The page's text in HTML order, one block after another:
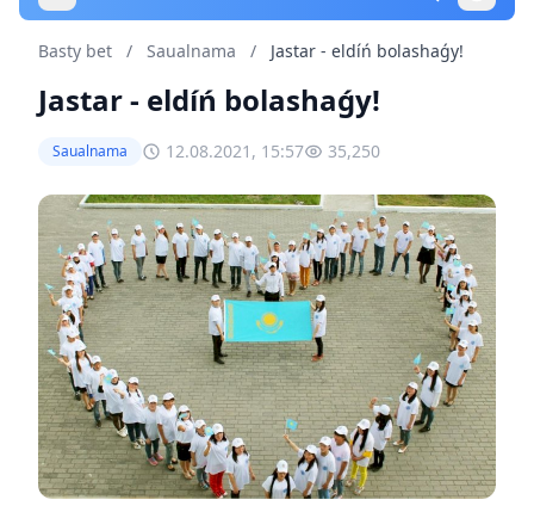
Basty bet / Saualnama / Jastar - eldíń bolashaǵy!
Jastar - eldíń bolashaǵy!
Saualnama 12.08.2021, 15:57 35,250